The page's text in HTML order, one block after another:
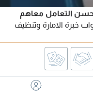
التعامل معاهم
خبرة الامارة وتنظيف